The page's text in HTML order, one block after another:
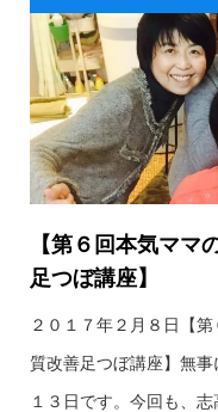
【第６回本気ママ
足つぼ講座】
２０１７年２月８日【
質改善足つぼ講座】無
１３日です。今回も、志